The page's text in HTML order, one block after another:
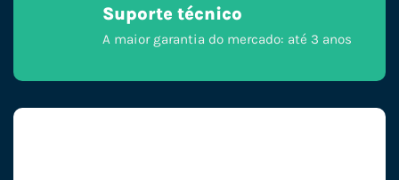
Suporte técnico
A maior garantia do mercado: até 3 anos